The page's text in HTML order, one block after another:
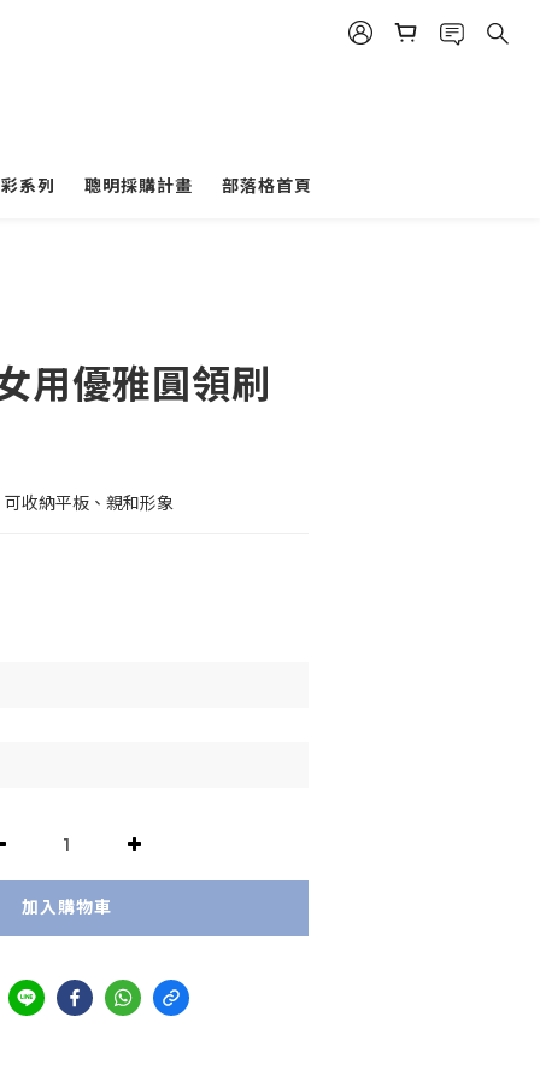
系列 聰明採購計畫 部落格首頁
用優雅圓領刷
收納平板、親和形象
加入購物車